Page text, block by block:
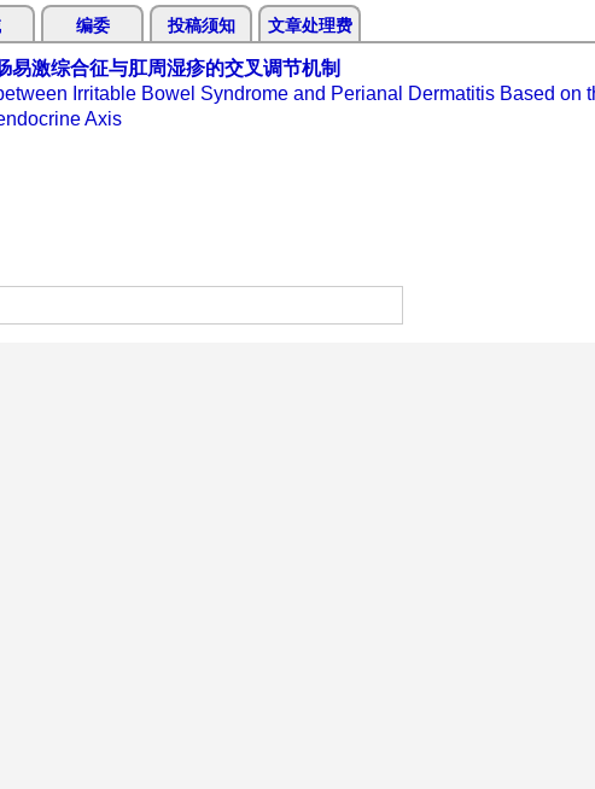
编委 投稿须知 文章处理费
激综合征与肛周湿疹的交叉调节机制
Irritable Bowel Syndrome and Perianal Dermatitis Based on
Axis